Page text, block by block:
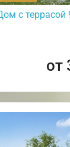
с террасой
от